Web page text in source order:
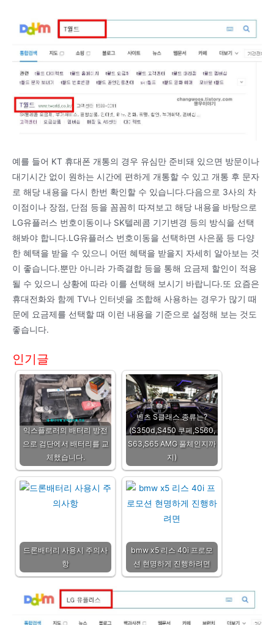
예를 들어 KT 휴대폰 개통의 경우 유심만 준비돼 있으면 방문이나
대기시간 없이 원하는 시간에 편하게 개통할 수 있고 개통 후 문자
로 해당 내용을 다시 한번 확인할 수 있습니다.다음으로 3사의 차
이점이나 장점, 단점 등을 꼼꼼히 따져보고 해당 내용을 바탕으로
LG유플러스 번호이동이나 SK텔레콤 기기변경 등의 방식을 선택
해봐야 합니다.LG유플러스 번호이동을 선택하면 사은품 등 다양
한 혜택을 받을 수 있으니 어떤 혜택을 받을지 자세히 알아보는 것
이 좋습니다.뿐만 아니라 가족결합 등을 통해 요금제 할인이 적용
될 수 있으니 상황에 따라 이를 선택해 보시기 바랍니다.또 요즘은
휴대전화와 함께 TV나 인터넷을 조합해 사용하는 경우가 많기 때
문에 요금제를 선택할 때 이런 내용을 기준으로 설정해 보는 것도
좋습니다.
인기글
익스플로러의 배터리 방전
으로 검단에서 배터리를 교
체했습니다.
벤츠 S클래스 종류는?
(S350d,S450 쿠페,S560,
S63,S65 AMG 풀체인지까
지)
드론배터리 사용시 주의사
항
bmw x5 리스 40i 프로모
션 현명하게 진행하려면